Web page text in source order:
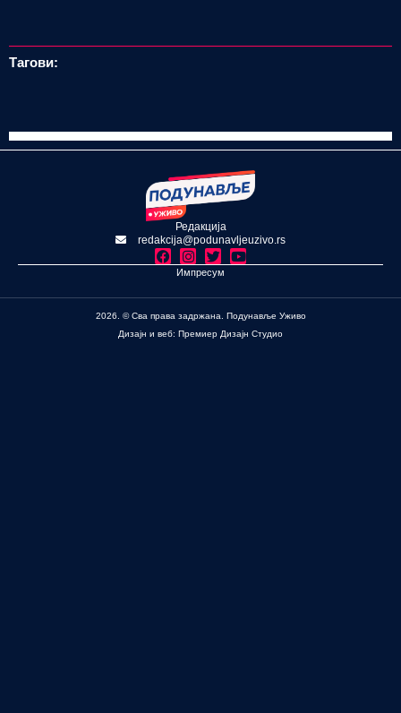
Тагови:
Редакција
redakcija@podunavljeuzivo.rs
Импресум
2026. © Сва права задржана. Подунавље Уживо
Дизајн и веб: Премиер Дизајн Студио